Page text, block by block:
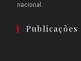
nacional.
Publicações